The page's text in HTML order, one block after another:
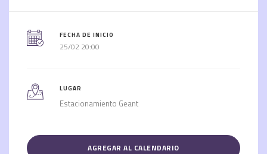
FECHA DE INICIO
25/02 20:00
LUGAR
Estacionamiento Geant
AGREGAR AL CALENDARIO